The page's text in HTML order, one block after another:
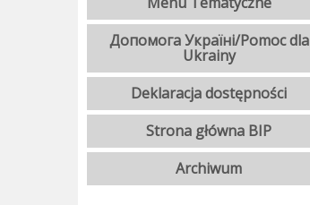
Допомога Україні/Pomoc dla
Ukrainy
Deklaracja dostępności
Strona główna BIP
Archiwum